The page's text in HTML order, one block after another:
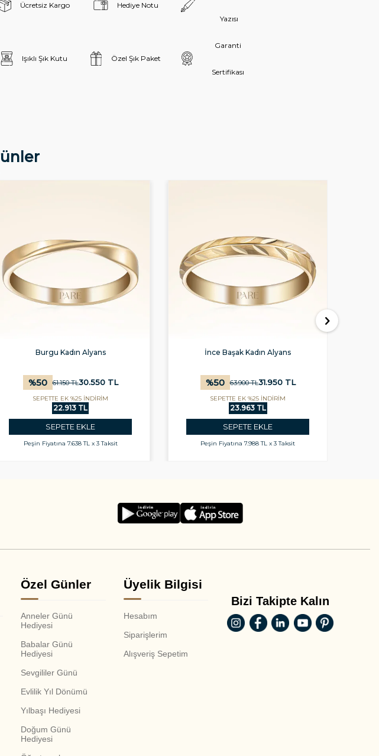
Ücretsiz Kargo Hediye Notu
Yazısı
Işıklı Şık Kutu Özel Şık Paket
Garanti
Sertifikası
Burgu Kadın Alyans
%50 61.150TL30.550TL
SEPETTE EK %25 İNDİRİM
22.913 TL
SEPETE EKLE
Peşin Fiyatına 7.638 TL x 3 Taksit
İnce Başak Kadın Alyans
%50 63.900TL31.950TL
SEPETTE EK %25 İNDİRİM
23.963 TL
SEPETE EKLE
Peşin Fiyatına 7.988 TL x 3 Taksit
Özel Günler
Anneler Günü
Hediyesi
Babalar Günü
Hediyesi
Sevgililer Günü
Evlilik Yıl Dönümü
Yılbaşı Hediyesi
Doğum Günü
Hediyesi
Üyelik Bilgisi
Hesabım
Siparişlerim
Alışveriş Sepetim
Bizi Takipte Kalın